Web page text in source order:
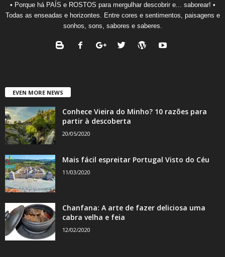
• Porque há PAÍS e ROSTOS para mergulhar descobrir e... saborear! •
Todas as enseadas e horizontes. Entre cores e sentimentos, paisagens e
sonhos, sons, sabores e saberes.
EVEN MORE NEWS
Conhece Vieira do Minho? 10 razões para
partir à descoberta
20/05/2020
Mais fácil espreitar Portugal Visto do Céu
11/03/2020
Chanfana: A arte de fazer deliciosa uma
cabra velha e feia
12/02/2020